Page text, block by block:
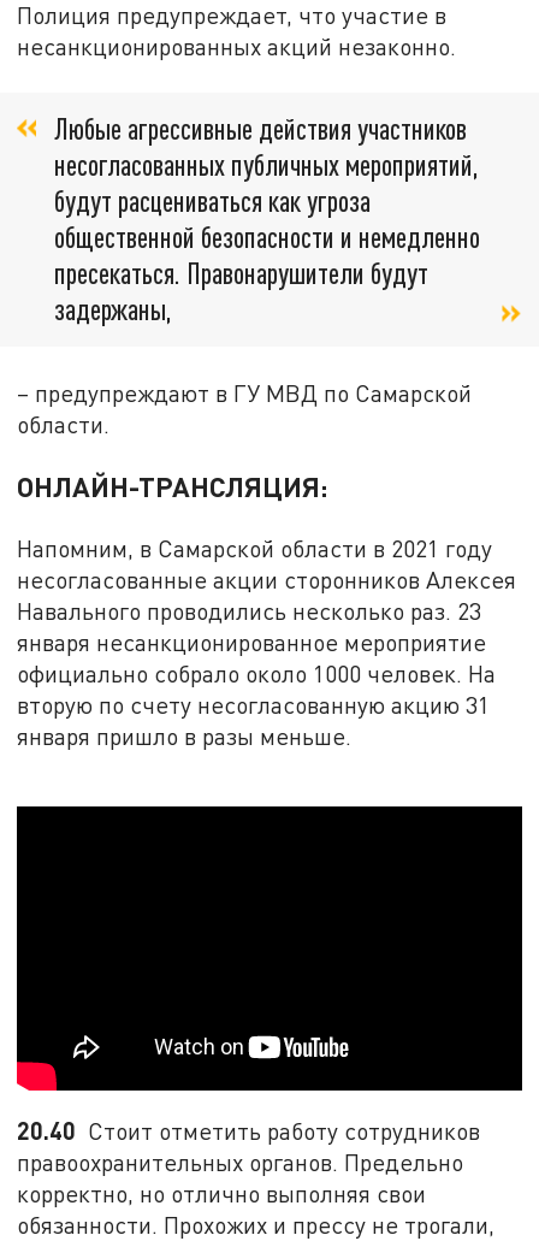
Полиция предупреждает, что участие в
несанкционированных акций незаконно.
Любые агрессивные действия участников
несогласованных публичных мероприятий,
будут расцениваться как угроза
общественной безопасности и немедленно
пресекаться. Правонарушители будут
задержаны,
– предупреждают в ГУ МВД по Самарской
области.
ОНЛАЙН-ТРАНСЛЯЦИЯ:
Напомним, в Самарской области в 2021 году
несогласованные акции сторонников Алексея
Навального проводились несколько раз. 23
января несанкционированное мероприятие
официально собрало около 1000 человек. На
вторую по счету несогласованную акцию 31
января пришло в разы меньше.
20.40 Стоит отметить работу сотрудников
правоохранительных органов. Предельно
корректно, но отлично выполняя свои
обязанности. Прохожих и прессу не трогали,